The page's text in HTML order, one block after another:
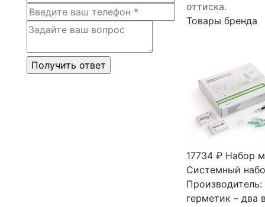
оттиска.
Товары бренда
17734 ₽ Набор
Системный
герметик – два